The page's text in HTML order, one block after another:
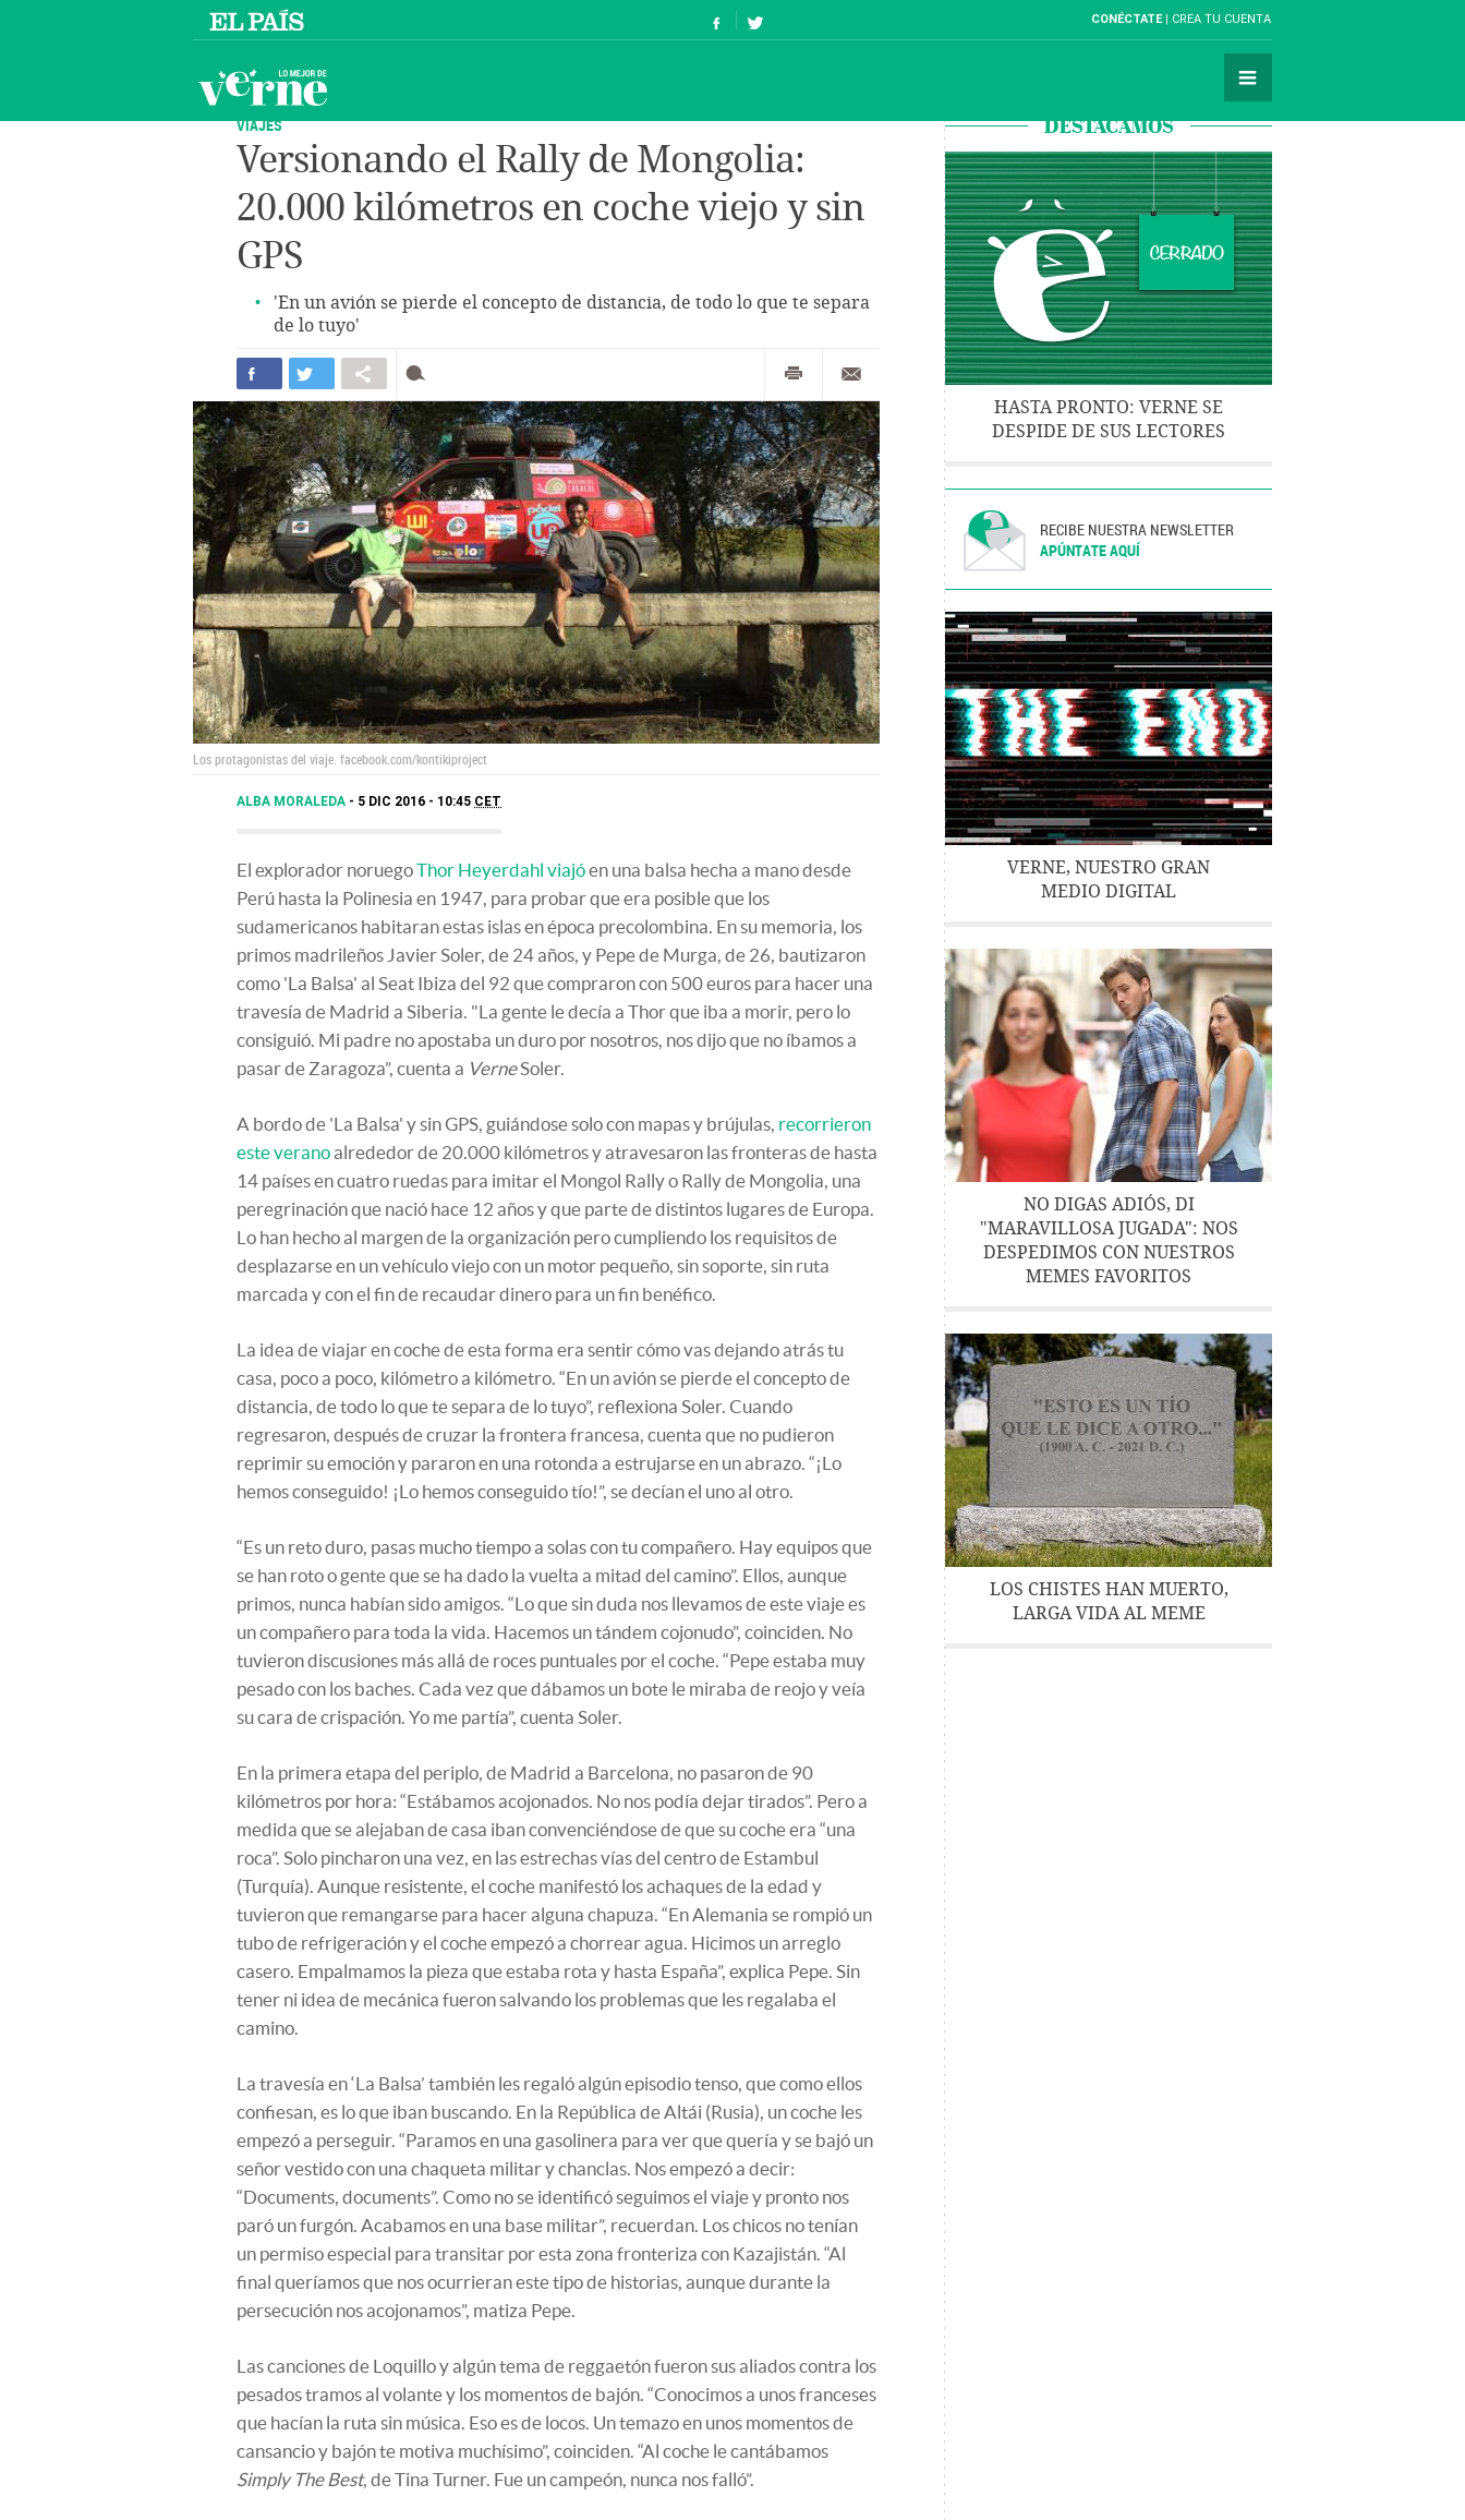
CONÉCTATE CREA TU CUENTA
VIAJES
Versionando el Rally de Mongolia:
20.000 kilómetros en coche viejo y sin
GPS
'En un avión se pierde el concepto de distancia, de todo lo que te separa
de lo tuyo'
Los protagonistas del viaje. facebook.com/kontikiproject
ALBA MORALEDA 5 DIC 2016 - 10:45 CET
El explorador noruegoThor Heyerdahl viajóen una balsa hecha a mano desde
Perú hasta la Polinesia en 1947, para probar que era posible que los
sudamericanos habitaran estas islas en época precolombina. En su memoria, los
primos madrileños Javier Soler, de 24 años, y Pepe de Murga, de 26, bautizaron
como 'La Balsa' al Seat Ibiza del 92 que compraron con 500 euros para hacer una
travesía de Madrid a Siberia. "La gente le decía a Thor que iba a morir, pero lo
consiguió. Mi padre no apostaba un duro por nosotros, nos dijo que no íbamos a
pasar de Zaragoza”, cuenta a VerneSoler.
A bordo de 'La Balsa' y sin GPS, guiándose solo con mapas y brújulas, recorrieron
este veranoalrededor de 20.000 kilómetros y atravesaron las fronteras de hasta
14 países en cuatro ruedas para imitar el Mongol Rally o Rally de Mongolia, una
peregrinación que nació hace 12 años y que parte de distintos lugares de Europa.
Lo han hecho al margen de la organización pero cumpliendo los requisitos de
desplazarse en un vehículo viejo con un motor pequeño, sin soporte, sin ruta
marcada y con el fin de recaudar dinero para un fin benéfico.
La idea de viajar en coche de esta forma era sentir cómo vas dejando atrás tu
casa, poco a poco, kilómetro a kilómetro. “En un avión se pierde el concepto de
distancia, de todo lo que te separa de lo tuyo”, reflexiona Soler. Cuando
regresaron, después de cruzar la frontera francesa, cuenta que no pudieron
reprimir su emoción y pararon en una rotonda a estrujarse en un abrazo. “¡Lo
hemos conseguido! ¡Lo hemos conseguido tío!”, se decían el uno al otro.
“Es un reto duro, pasas mucho tiempo a solas con tu compañero. Hay equipos que
se han roto o gente que se ha dado la vuelta a mitad del camino”. Ellos, aunque
primos, nunca habían sido amigos. “Lo que sin duda nos llevamos de este viaje es
un compañero para toda la vida. Hacemos un tándem cojonudo”, coinciden. No
tuvieron discusiones más allá de roces puntuales por el coche. “Pepe estaba muy
pesado con los baches. Cada vez que dábamos un bote le miraba de reojo y veía
su cara de crispación. Yo me partía”, cuenta Soler.
En la primera etapa del periplo, de Madrid a Barcelona, no pasaron de 90
kilómetros por hora: “Estábamos acojonados. No nos podía dejar tirados”. Pero a
medida que se alejaban de casa iban convenciéndose de que su coche era “una
roca”. Solo pincharon una vez, en las estrechas vías del centro de Estambul
(Turquía). Aunque resistente, el coche manifestó los achaques de la edad y
tuvieron que remangarse para hacer alguna chapuza. “En Alemania se rompió un
tubo de refrigeración y el coche empezó a chorrear agua. Hicimos un arreglo
casero. Empalmamos la pieza que estaba rota y hasta España”, explica Pepe. Sin
tener ni idea de mecánica fueron salvando los problemas que les regalaba el
camino.
La travesía en ‘La Balsa’ también les regaló algún episodio tenso, que como ellos
confiesan, es lo que iban buscando. En la República de Altái (Rusia), un coche les
empezó a perseguir. “Paramos en una gasolinera para ver que quería y se bajó un
señor vestido con una chaqueta militar y chanclas. Nos empezó a decir:
“Documents, documents”. Como no se identificó seguimos el viaje y pronto nos
paró un furgón. Acabamos en una base militar”, recuerdan. Los chicos no tenían
un permiso especial para transitar por esta zona fronteriza con Kazajistán. “Al
final queríamos que nos ocurrieran este tipo de historias, aunque durante la
persecución nos acojonamos”, matiza Pepe.
Las canciones de Loquillo y algún tema de reggaetón fueron sus aliados contra los
pesados tramos al volante y los momentos de bajón. “Conocimos a unos franceses
que hacían la ruta sin música. Eso es de locos. Un temazo en unos momentos de
cansancio y bajón te motiva muchísimo”, coinciden. “Al coche le cantábamos
Simply The Best, de Tina Turner. Fue un campeón, nunca nos falló”.
DESTACAMOS
HASTA PRONTO: VERNE SE
DESPIDE DE SUS LECTORES
RECIBE NUESTRA NEWSLETTER
APÚNTATE AQUÍ
VERNE, NUESTRO GRAN
MEDIO DIGITAL
NO DIGAS ADIÓS, DI
"MARAVILLOSA JUGADA": NOS
DESPEDIMOS CON NUESTROS
MEMES FAVORITOS
LOS CHISTES HAN MUERTO,
LARGA VIDA AL MEME